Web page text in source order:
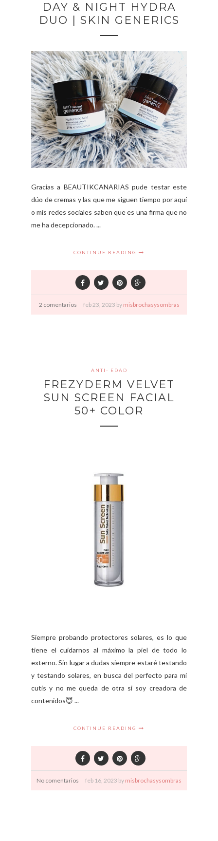
DAY & NIGHT HYDRA
DUO | SKIN GENERICS
Gracias a BEAUTIKCANARIAS pude testar este
dúo de cremas y las que me siguen tiempo por aquí
o mis redes sociales saben que es una firma que no
me ha decepcionado. ...
CONTINUE READING
2 comentarios feb23, 2023 by misbrochasysombras
ANTI- EDAD
FREZYDERM VELVET
SUN SCREEN FACIAL
50+ COLOR
Siempre probando protectores solares, es lo que
tiene el cuidarnos al máximo la piel de todo lo
externo. Sin lugar a dudas siempre estaré testando
y testando solares, en busca del perfecto para mi
cutis y no me queda de otra si soy creadora de
contenidos😇 ...
CONTINUE READING
No comentarios feb 16, 2023 by misbrochasysombras